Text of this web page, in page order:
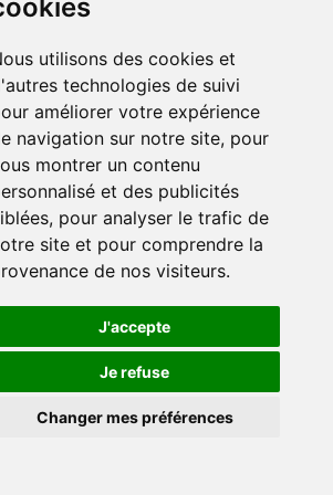
utilisons des cookies et
technologies de suivi
améliorer votre expérience
navigation sur notre site, pour
montrer un contenu
et des publicités
pour analyser le trafic de
site et pour comprendre la
de nos visiteurs.
J'accepte
Je refuse
Changer mes préférences
information)